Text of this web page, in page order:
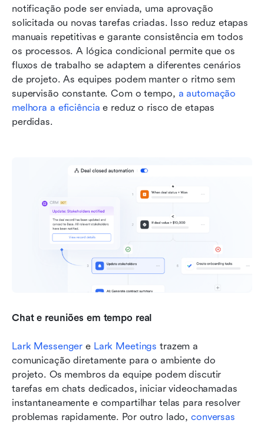
notificação pode ser enviada, uma aprovação
solicitada ou novas tarefas criadas. Isso reduz etapas
manuais repetitivas e garante consistência em todos
os processos. A lógica condicional permite que os
fluxos de trabalho se adaptem a diferentes cenários
de projeto. As equipes podem manter o ritmo sem
supervisão constante. Com o tempo, a automação
melhora a eficiência e reduz o risco de etapas
perdidas.
Chat e reuniões em tempo real
Lark Messenger e Lark Meetings trazem a
comunicação diretamente para o ambiente do
projeto. Os membros da equipe podem discutir
tarefas em chats dedicados, iniciar videochamadas
instantaneamente e compartilhar telas para resolver
problemas rapidamente. Por outro lado, conversas